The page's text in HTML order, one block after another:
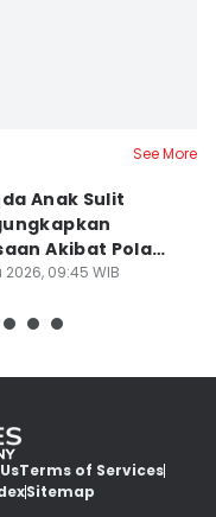
See More
Anak Sulit
Akibat Pola
Orangtua
2026, 09:45 WIB
Terms of Services
Sitemap